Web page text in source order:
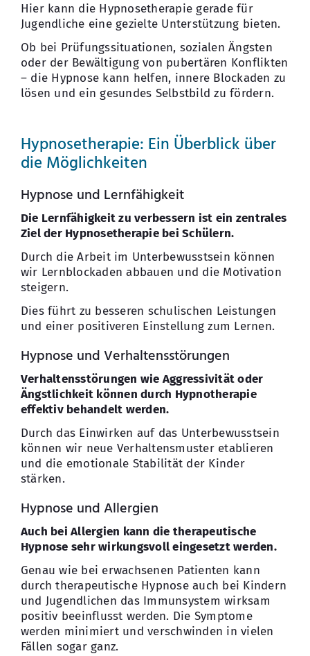
Hier kann die Hypnosetherapie gerade für
Jugendliche eine gezielte Unterstützung bieten.
Ob bei Prüfungssituationen, sozialen Ängsten
oder der Bewältigung von pubertären Konflikten
– die Hypnose kann helfen, innere Blockaden zu
lösen und ein gesundes Selbstbild zu fördern.
Hypnosetherapie: Ein Überblick über
die Möglichkeiten
Hypnose und Lernfähigkeit
Die Lernfähigkeit zu verbessern ist ein zentrales
Ziel der Hypnosetherapie bei Schülern.
Durch die Arbeit im Unterbewusstsein können
wir Lernblockaden abbauen und die Motivation
steigern.
Dies führt zu besseren schulischen Leistungen
und einer positiveren Einstellung zum Lernen.
Hypnose und Verhaltensstörungen
Verhaltensstörungen wie Aggressivität oder
Ängstlichkeit können durch Hypnotherapie
effektiv behandelt werden.
Durch das Einwirken auf das Unterbewusstsein
können wir neue Verhaltensmuster etablieren
und die emotionale Stabilität der Kinder
stärken.
Hypnose und Allergien
Auch bei Allergien kann die therapeutische
Hypnose sehr wirkungsvoll eingesetzt werden.
Genau wie bei erwachsenen Patienten kann
durch therapeutische Hypnose auch bei Kindern
und Jugendlichen das Immunsystem wirksam
positiv beeinflusst werden. Die Symptome
werden minimiert und verschwinden in vielen
Fällen sogar ganz.